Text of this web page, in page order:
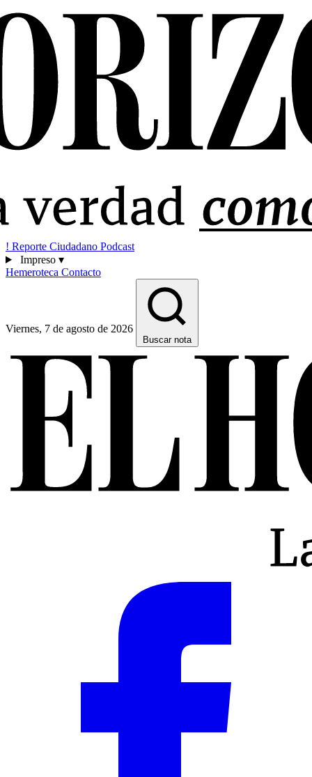
! Reporte Ciudadano Podcast
Impreso ▾
Hemeroteca Contacto
Viernes, 7 de agosto de 2026
Buscar nota